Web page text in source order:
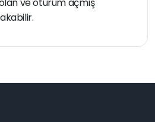
ve oturum açmış